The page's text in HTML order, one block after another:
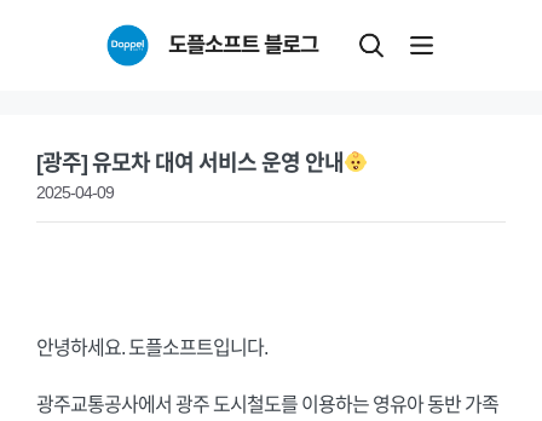
도플소프트 블로그
[광주] 유모차 대여 서비스 운영 안내
2025-04-09
안녕하세요. 도플소프트입니다.
광주교통공사에서 광주 도시철도를 이용하는 영유아 동반 가족